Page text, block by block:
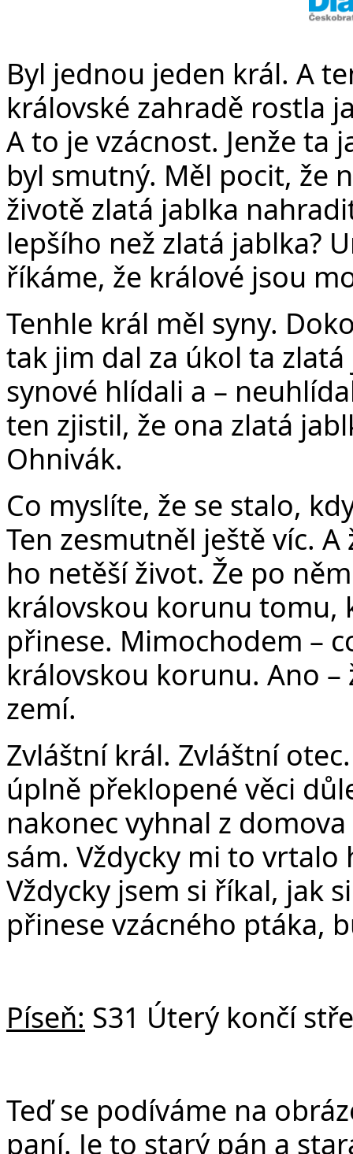
Byl jednou jeden král. A
královské zahradě rostla
A to je vzácnost. Jenže ta
byl smutný. Měl pocit, že
životě zlatá jablka
lepšího než zlatá jablka?
říkáme, že králové jsou
Tenhle král měl syny.
tak jim dal za úkol ta
synové hlídali a –
ten zjistil, že ona zlatá
Ohnivák.
Co myslíte, že se stalo,
Ten zesmutněl ještě víc.
ho netěší život. Že po
královskou korunu tomu,
přinese. Mimochodem –
královskou korunu. Ano
zemí.
Zvláštní král. Zvláštní
úplně překlopené věci
nakonec vyhnal z
sám. Vždycky mi to
Vždycky jsem si říkal, jak
přinese vzácného ptáka,
Píseň: S31 Úterý končí
Teď se podíváme na
paní. Je to starý pán a